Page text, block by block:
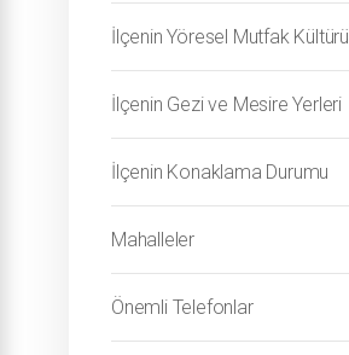
İlçenin Yöresel Mutfak Kültürü
İlçenin Gezi ve Mesire Yerleri
İlçenin Konaklama Durumu
Mahalleler
Önemli Telefonlar